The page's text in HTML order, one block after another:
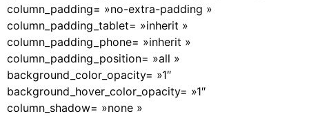
column_padding= »no-extra-padding »
column_padding_tablet= »inherit »
column_padding_phone= »inherit »
column_padding_position= »all »
background_color_opacity= »1″
background_hover_color_opacity= »1″
column_shadow= »none »